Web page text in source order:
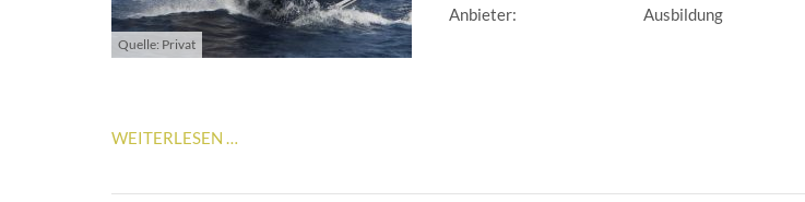
Quelle: Privat
Anbieter:
Ausbildung
WEITERLESEN …